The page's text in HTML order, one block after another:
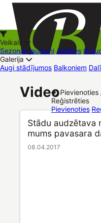
Stādu grozs
Pievienoties
Reģistrēties
Pievienoties
Veikals
Sezonas jaunumi Astilbes
Galerija
Augi stādījumos Balkoniem
Video
Stādu audzētava
mums pavasara
08.04.2017